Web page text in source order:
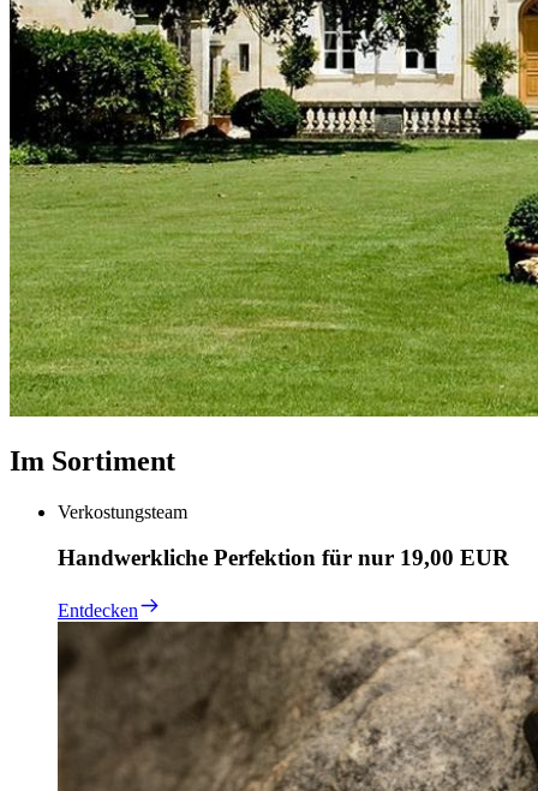
Im Sortiment
Verkostungsteam
Handwerkliche Perfektion für nur 19,00 EUR
Entdecken